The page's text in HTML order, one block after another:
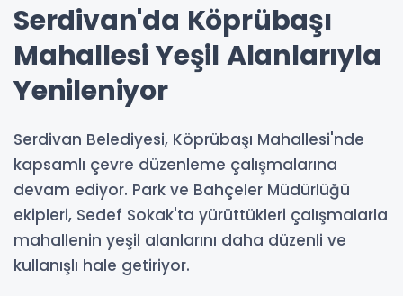
Serdivan'da Köprübaşı
Mahallesi Yeşil Alanlarıyla
Yenileniyor
Serdivan Belediyesi, Köprübaşı Mahallesi'nde
kapsamlı çevre düzenleme çalışmalarına
devam ediyor. Park ve Bahçeler Müdürlüğü
ekipleri, Sedef Sokak'ta yürüttükleri çalışmalarla
mahallenin yeşil alanlarını daha düzenli ve
kullanışlı hale getiriyor.